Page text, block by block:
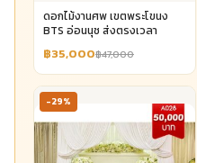
ดอกไม้งานศพ เขตพระโขนง
BTS อ่อนนุช ส่งตรงเวลา
฿35,000฿47,000
-29%